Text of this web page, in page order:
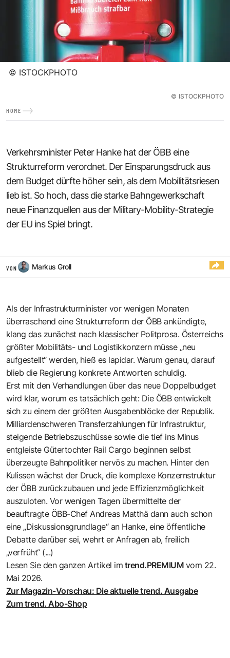
© ISTOCKPHOTO
© ISTOCKPHOTO
HOME
Verkehrsminister Peter Hanke hat der ÖBB eine
Strukturreform verordnet. Der Einsparungsdruck aus
dem Budget dürfte höher sein, als dem Mobilitätsriesen
lieb ist. So hoch, dass die starke Bahngewerkschaft
neue Finanzquellen aus der Military-Mobility-Strategie
der EU ins Spiel bringt.
VON Markus Groll
Als der Infrastrukturminister vor wenigen Monaten
überraschend eine Strukturreform der ÖBB ankündigte,
klang das zunächst nach klassischer Politprosa. Österreichs
größter Mobilitäts- und Logistikkonzern müsse „neu
aufgestellt“ werden, hieß es lapidar. Warum genau, darauf
blieb die Regierung konkrete Antworten schuldig.
Erst mit den Verhandlungen über das neue Doppelbudget
wird klar, worum es tatsächlich geht: Die ÖBB entwickelt
sich zu einem der größten Ausgabenblöcke der Republik.
Milliardenschweren Transferzahlungen für Infrastruktur,
steigende Betriebszuschüsse sowie die tief ins Minus
entgleiste Gütertochter Rail Cargo beginnen selbst
überzeugte Bahnpolitiker nervös zu machen. Hinter den
Kulissen wächst der Druck, die komplexe Konzernstruktur
der ÖBB zurückzubauen und jede Effizienzmöglichkeit
auszuloten. Vor wenigen Tagen übermittelte der
beauftragte ÖBB-Chef Andreas Matthä dann auch schon
eine „Diskussionsgrundlage“ an Hanke, eine öffentliche
Debatte darüber sei, wehrt er Anfragen ab, freilich
„verfrüht“ (...)
Lesen Sie den ganzen Artikel im trend.PREMIUM vom 22.
Mai 2026.
Zur Magazin-Vorschau: Die aktuelle trend. Ausgabe
Zum trend. Abo-Shop